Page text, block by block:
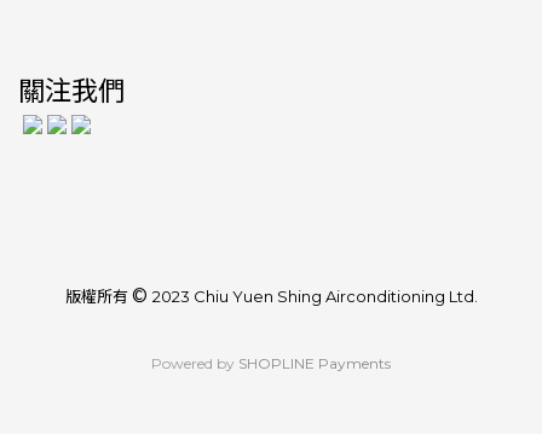
關注我們
版權所有© 2023 Chiu Yuen Shing Airconditioning Ltd.
Powered by SHOPLINE Payments